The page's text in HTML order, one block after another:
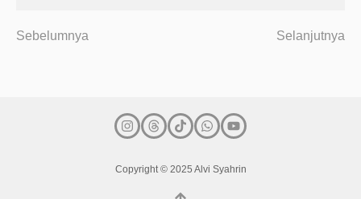
Sebelumnya Selanjutnya
Copyright © 2025 Alvi Syahrin